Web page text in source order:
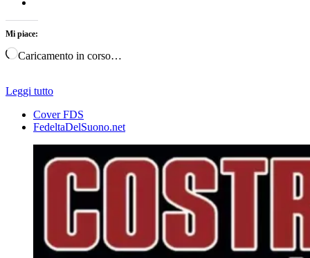
Mi piace:
Caricamento in corso…
Leggi tutto
Cover FDS
FedeltaDelSuono.net